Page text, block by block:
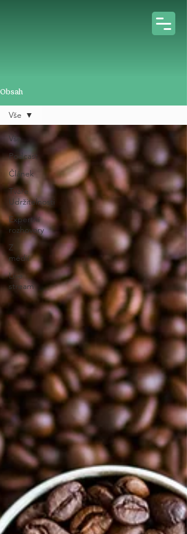
Obsah
Vše
Podcast
Článek
Tváře
Udržitelnosti
Expertní
rozhovory
Z
médií
Live
stream
Vše